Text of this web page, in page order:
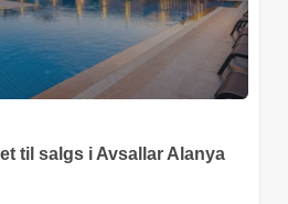
til salgs i Avsallar Alanya